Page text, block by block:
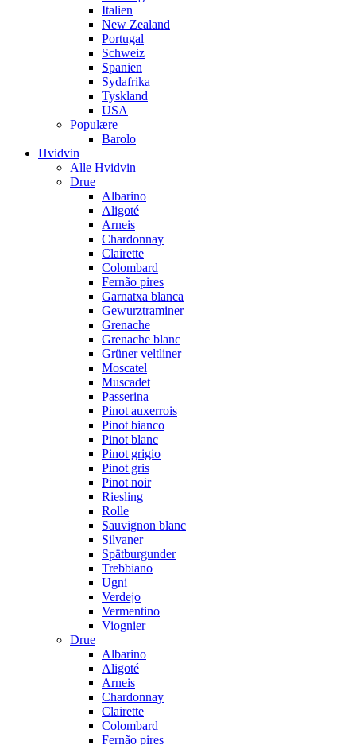
Italien
New Zealand
Portugal
Schweiz
Spanien
Sydafrika
Tyskland
USA
Populære
Barolo
Hvidvin
Alle Hvidvin
Drue
Albarino
Aligoté
Arneis
Chardonnay
Clairette
Colombard
Fernão pires
Garnatxa blanca
Gewurztraminer
Grenache
Grenache blanc
Grüner veltliner
Moscatel
Muscadet
Passerina
Pinot auxerrois
Pinot bianco
Pinot blanc
Pinot grigio
Pinot gris
Pinot noir
Riesling
Rolle
Sauvignon blanc
Silvaner
Spätburgunder
Trebbiano
Ugni
Verdejo
Vermentino
Viognier
Drue
Albarino
Aligoté
Arneis
Chardonnay
Clairette
Colombard
Fernão pires